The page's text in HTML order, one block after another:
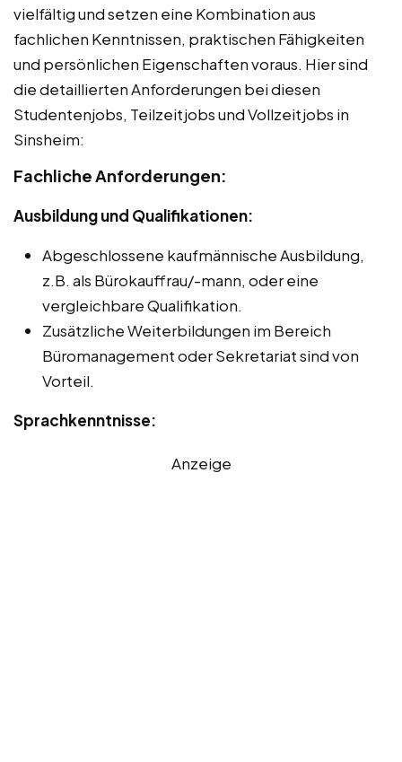
vielfältig und setzen eine Kombination aus
fachlichen Kenntnissen, praktischen Fähigkeiten
und persönlichen Eigenschaften voraus. Hier sind
die detaillierten Anforderungen bei diesen
Studentenjobs, Teilzeitjobs und Vollzeitjobs in
Sinsheim:
Fachliche Anforderungen:
Ausbildung und Qualifikationen:
Abgeschlossene kaufmännische Ausbildung,
z.B. als Bürokauffrau/-mann, oder eine
vergleichbare Qualifikation.
Zusätzliche Weiterbildungen im Bereich
Büromanagement oder Sekretariat sind von
Vorteil.
Sprachkenntnisse:
Anzeige